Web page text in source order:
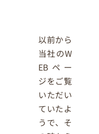
以前から
当社のW
EBペー
ジをご覧
いただい
ていたよ
うで、そ